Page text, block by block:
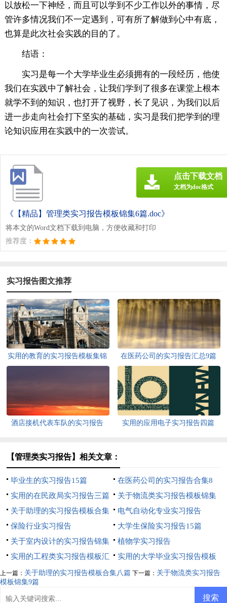
以放松一下神经，而且可以学到不少工作以外的事情，尽
管许多情况我们不一定遇到，可有所了解做到心中有底，
也算是此次社会实践的目的了。
结语：
实习是每一个大学毕业生必须拥有的一段经历，他使
我们在实践中了解社会，让我们学到了很多在课堂上根本
就学不到的知识，也打开了视野，长了见识，为我们以后
进一步走向社会打下坚实的基础，实习是我们把学到的理
论知识应用在实践中的一次尝试。
《【精品】管理类实习报告模板锦集6篇.doc》
将本文的Word文档下载到电脑，方便收藏和打印
推荐度：
点击下载文档
文档为doc格式
实习报告图文推荐
实用的教育的实习报告模板集锦
在医药公司的实习报告汇总9篇
酒店接机代表车队的实习报告 实用的应用电子实习报告四篇
【管理类实习报告】相关文章：
毕业生的实习报告15篇
在医药公司的实习报告合集8
篇
实用的在民政局实习报告三篇
关于物流类实习报告模板锦集
9篇
关于助理的实习报告模板合集
八篇
电气自动化专业实习报告
保险行业实习报告
大学生保险实习报告15篇
关于室内设计的实习报告锦集
七篇
植物学实习报告
实用的工程类实习报告模板汇
总6篇
实用的大学毕业实习报告模板
集合十篇
上一篇： 关于助理的实习报告模板合集八篇 下一篇： 关于物流类实习报告
模板锦集9篇